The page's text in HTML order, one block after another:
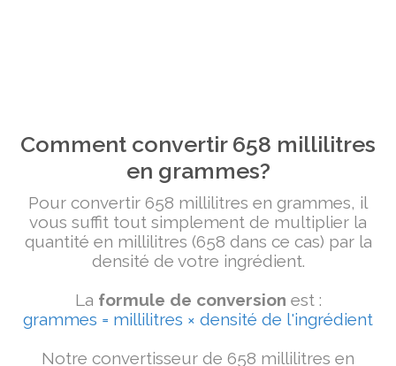
Comment convertir 658 millilitres
en grammes?
Pour convertir 658 millilitres en grammes, il
vous suffit tout simplement de multiplier la
quantité en millilitres (658 dans ce cas) par la
densité de votre ingrédient.
La formule de conversion est :
grammes = millilitres × densité de l'ingrédient
Notre convertisseur de 658 millilitres en